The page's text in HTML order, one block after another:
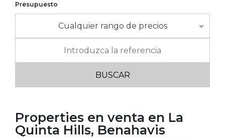
Presupuesto
Cualquier rango de precios
Properties en venta en La
Quinta Hills, Benahavis